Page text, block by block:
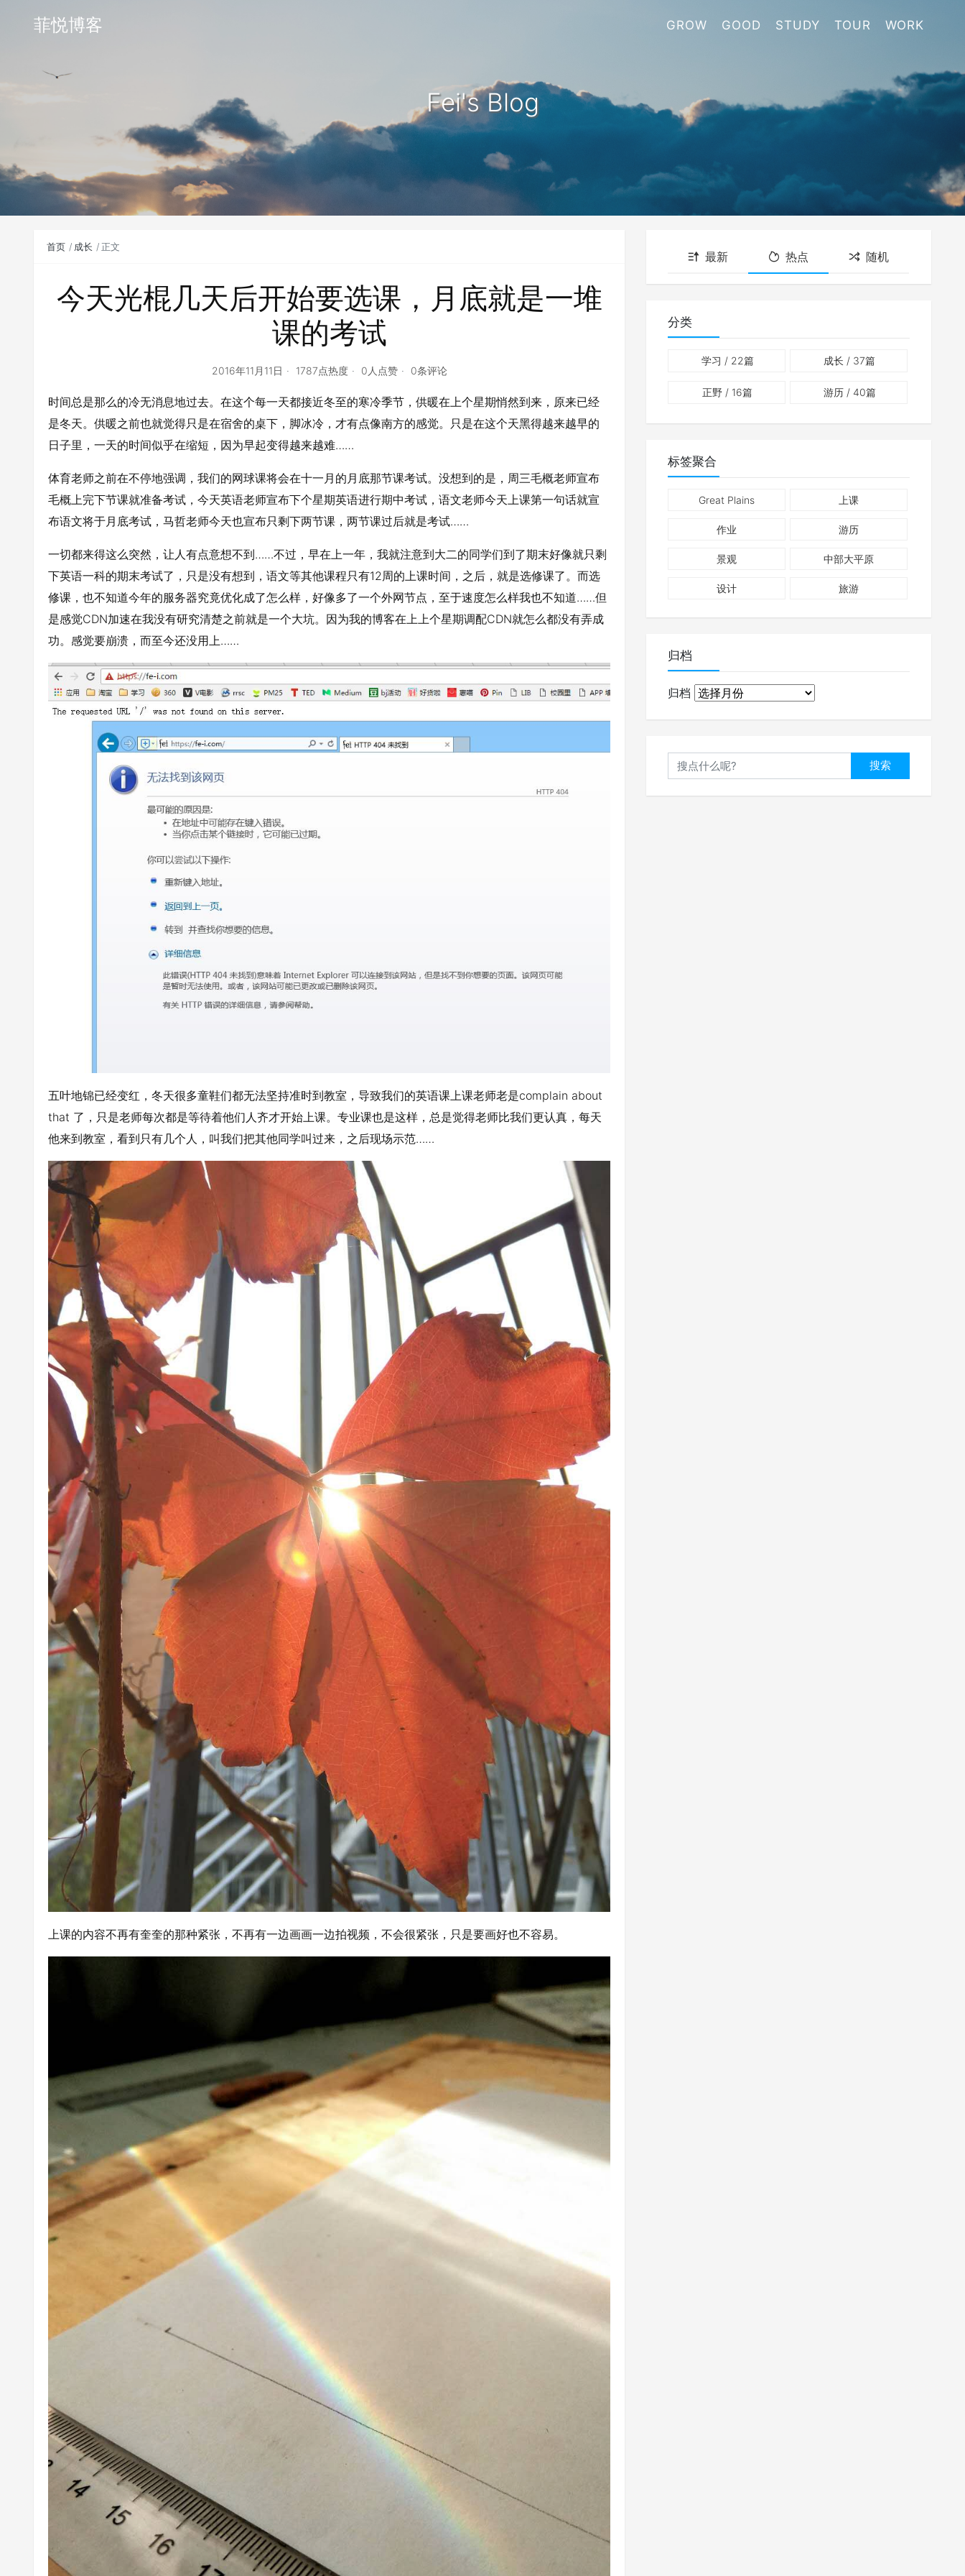
菲悦博客 GROW GOOD STUDY TOUR WORK
Fei's Blog
首页 成长 正文
今天光棍几天后开始要选课，月底就是一堆
课的考试
2016年11月11日 1787点热度 0人点赞 0条评论
时间总是那么的冷无消息地过去。在这个每一天都接近冬至的寒冷季节，供暖在上个星期悄然到来，原来已经
是冬天。供暖之前也就觉得只是在宿舍的桌下，脚冰冷，才有点像南方的感觉。只是在这个天黑得越来越早的
日子里，一天的时间似乎在缩短，因为早起变得越来越难……
体育老师之前在不停地强调，我们的网球课将会在十一月的月底那节课考试。没想到的是，周三毛概老师宣布
毛概上完下节课就准备考试，今天英语老师宣布下个星期英语进行期中考试，语文老师今天上课第一句话就宣
布语文将于月底考试，马哲老师今天也宣布只剩下两节课，两节课过后就是考试……
一切都来得这么突然，让人有点意想不到……不过，早在上一年，我就注意到大二的同学们到了期末好像就只剩
下英语一科的期末考试了，只是没有想到，语文等其他课程只有12周的上课时间，之后，就是选修课了。而选
修课，也不知道今年的服务器究竟优化成了怎么样，好像多了一个外网节点，至于速度怎么样我也不知道……但
是感觉CDN加速在我没有研究清楚之前就是一个大坑。因为我的博客在上上个星期调配CDN就怎么都没有弄成
功。感觉要崩溃，而至今还没用上……
五叶地锦已经变红，冬天很多童鞋们都无法坚持准时到教室，导致我们的英语课上课老师老是complain about
that 了，只是老师每次都是等待着他们人齐才开始上课。专业课也是这样，总是觉得老师比我们更认真，每天
他来到教室，看到只有几个人，叫我们把其他同学叫过来，之后现场示范……
上课的内容不再有奎奎的那种紧张，不再有一边画画一边拍视频，不会很紧张，只是要画好也不容易。
最新 热点 随机
分类
学习 / 22篇 成长 / 37篇
正野 / 16篇 游历/ 40篇
标签聚合
Great Plains 上课
作业 游历
景观 中部大平原
设计 旅游
归档
归档
搜索